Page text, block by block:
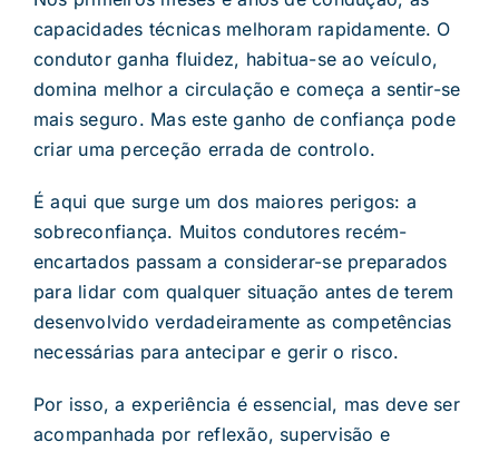
capacidades técnicas melhoram rapidamente. O
condutor ganha fluidez, habitua-se ao veículo,
domina melhor a circulação e começa a sentir-se
mais seguro. Mas este ganho de confiança pode
criar uma perceção errada de controlo.
É aqui que surge um dos maiores perigos: a
sobreconfiança. Muitos condutores recém-
encartados passam a considerar-se preparados
para lidar com qualquer situação antes de terem
desenvolvido verdadeiramente as competências
necessárias para antecipar e gerir o risco.
Por isso, a experiência é essencial, mas deve ser
acompanhada por reflexão, supervisão e